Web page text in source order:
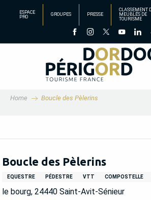
principal
ESPACE
PRO
GROUPES PRESSE
CLASSEMENT
MEUBLÉS DE
TOURISME
Home Boucle des Pèlerins
Boucle des Pèlerins
EQUESTRE PÉDESTRE VTT COMPOSTELLE
le bourg, 24440 Saint-Avit-Sénieur